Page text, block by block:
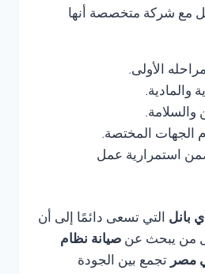
مع شركة متخصصة أنها
الأولى.
والمادية.
والسلامة.
الجهات المختصة.
استمرارية عمل
بانل التي تسعى دائمًا إلى أن
من يبحث عن صيانة نظام
تجمع بين الجودة